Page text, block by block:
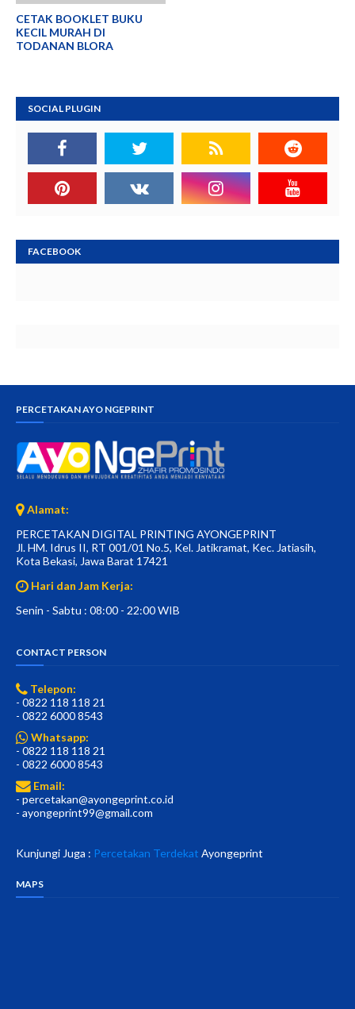
CETAK BOOKLET BUKU
KECIL MURAH DI
TODANAN BLORA
SOCIAL PLUGIN
FACEBOOK
PERCETAKAN AYO NGEPRINT
Alamat:
PERCETAKAN DIGITAL PRINTING AYONGEPRINT
Jl. HM. Idrus II, RT 001/01 No.5, Kel. Jatikramat, Kec. Jatiasih,
Kota Bekasi, Jawa Barat 17421
Hari dan Jam Kerja:
Senin - Sabtu : 08:00 - 22:00 WIB
CONTACT PERSON
Telepon:
- 0822 118 118 21
- 0822 6000 8543
Whatsapp:
- 0822 118 118 21
- 0822 6000 8543
Email:
- percetakan@ayongeprint.co.id
- ayongeprint99@gmail.com
Kunjungi Juga : Percetakan Terdekat Ayongeprint
MAPS